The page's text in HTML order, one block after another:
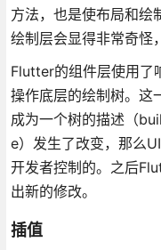
方法，也是使布局和绘
绘制层会显得非常奇怪
Flutter的组件层使用了
操作底层的绘制树。这
成为一个树的描述（
e）发生了改变，那么
开发者控制的。之后
出新的修改。
插值